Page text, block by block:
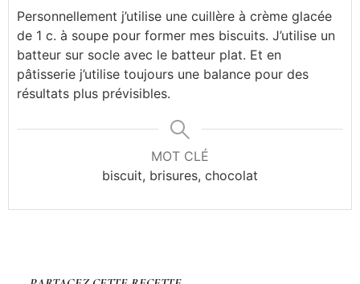
Personnellement j’utilise une cuillère à crème glacée
de 1 c. à soupe pour former mes biscuits. J’utilise un
batteur sur socle avec le batteur plat. Et en
pâtisserie j’utilise toujours une balance pour des
résultats plus prévisibles.
MOT CLÉ
biscuit, brisures, chocolat